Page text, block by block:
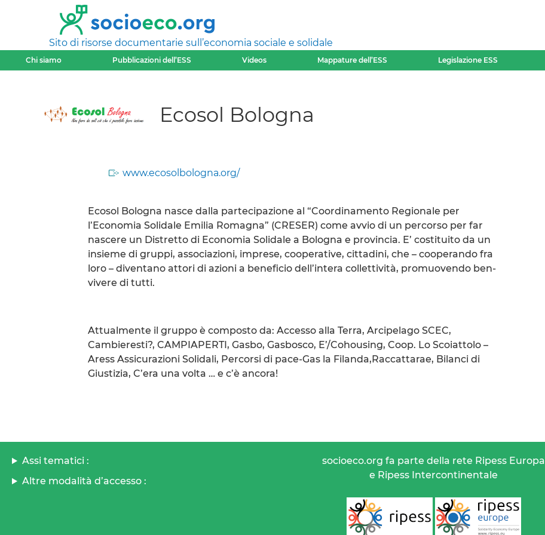
Sito di risorse documentarie sull’economia sociale e solidale
Chi siamo Pubblicazioni dell’ESS Videos Mappature dell’ESS Legislazione ESS
Ecosol Bologna
www.ecosolbologna.org/
Ecosol Bologna nasce dalla partecipazione al “Coordinamento Regionale per
l’Economia Solidale Emilia Romagna” (CRESER) come avvio di un percorso per far
nascere un Distretto di Economia Solidale a Bologna e provincia. E’ costituito da un
insieme di gruppi, associazioni, imprese, cooperative, cittadini, che – cooperando fra
loro – diventano attori di azioni a beneficio dell’intera collettività, promuovendo ben-
vivere di tutti.
Attualmente il gruppo è composto da: Accesso alla Terra, Arcipelago SCEC,
Cambieresti?, CAMPIAPERTI, Gasbo, Gasbosco, E’/Cohousing, Coop. Lo Scoiattolo –
Aress Assicurazioni Solidali, Percorsi di pace-Gas la Filanda,Raccattarae, Bilanci di
Giustizia, C’era una volta … e c’è ancora!
Assi tematici :
Altre modalità d’accesso :
socioeco.org fa parte della rete Ripess Europa
e Ripess Intercontinentale